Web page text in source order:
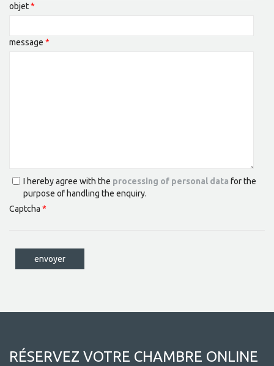
objet*
message *
I hereby agree with the processing of personal data for the
purpose of handling the enquiry.
Captcha *
envoyer
RÉSERVEZ VOTRE CHAMBRE ONLINE